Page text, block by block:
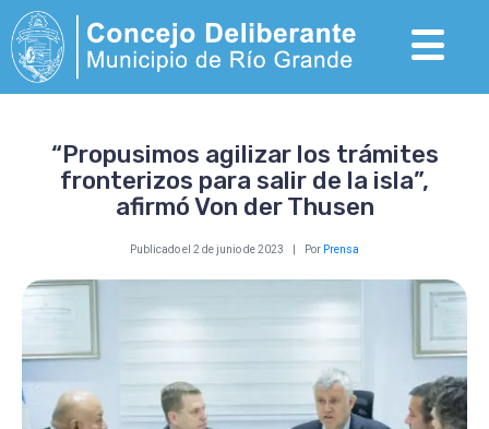
“Propusimos agilizar los trámites
fronterizos para salir de la isla”,
afirmó Von der Thusen
Publicado el 2 de junio de 2023 Por Prensa